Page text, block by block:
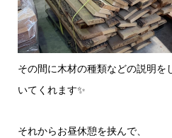
その間に木材の種類などの説明を
いてくれます✨
それからお昼休憩を挟んで、